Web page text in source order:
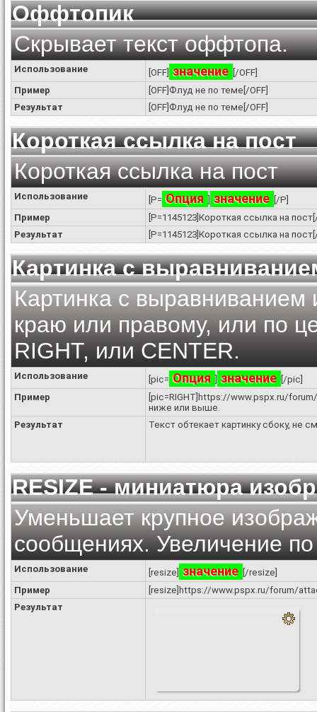
Оффтопик
Скрывает текст оффтопа.
Использование [OFF] значение [/OFF]
Пример
[OFF]Флуд не по теме[/OFF]
Результат
[OFF]Флуд не по теме[/OFF]
Короткая ссылка на пост
Короткая ссылка на пост
Использование [P= Опция значение [/P]
Пример
[P=1145123]Короткая ссылка на
Результат
[P=1145123]Короткая ссылка на
Картинка с
Картинка с выравниванием
краю или правому, или по
RIGHT, или CENTER.
Использование [pic= Опция значение [/pic]
Пример
[pic=RIGHT]https://www.pspx.ru/
ниже или выше.
Результат
Текст обтекает картинку сбоку, не
RESIZE - миниатюра
Уменьшает крупное
сообщениях. Увеличение по
Использование [resize] значение [/resize]
Пример
[resize]https://www.pspx.ru/forum/
Результат